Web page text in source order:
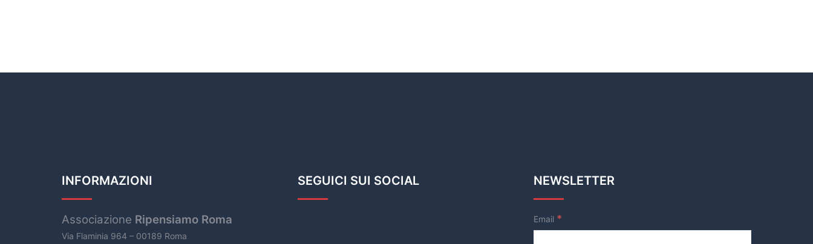
INFORMAZIONI
Associazione Ripensiamo Roma
Via Flaminia 964 – 00189 Roma
SEGUICI SUI SOCIAL NEWSLETTER
Email *